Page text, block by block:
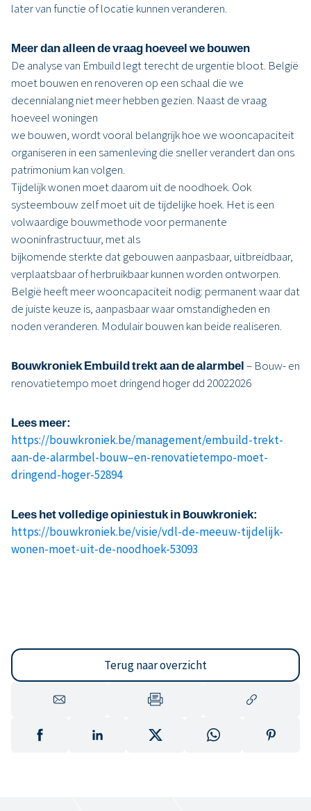
later van functie of locatie kunnen veranderen.
Meer dan alleen de vraag hoeveel we bouwen
De analyse van Embuild legt terecht de urgentie bloot. België
moet bouwen en renoveren op een schaal die we
decennialang niet meer hebben gezien. Naast de vraag
hoeveel woningen
we bouwen, wordt vooral belangrijk hoe we wooncapaciteit
organiseren in een samenleving die sneller verandert dan ons
patrimonium kan volgen.
Tijdelijk wonen moet daarom uit de noodhoek. Ook
systeembouw zelf moet uit de tijdelijke hoek. Het is een
volwaardige bouwmethode voor permanente
wooninfrastructuur, met als
bijkomende sterkte dat gebouwen aanpasbaar, uitbreidbaar,
verplaatsbaar of herbruikbaar kunnen worden ontworpen.
België heeft meer wooncapaciteit nodig: permanent waar dat
de juiste keuze is, aanpasbaar waar omstandigheden en
noden veranderen. Modulair bouwen kan beide realiseren.
BouwkroniekEmbuild trekt aan de alarmbel– Bouw- en
renovatietempo moet dringend hoger dd 20022026
Lees meer:
https://bouwkroniek.be/management/embuild-trekt-
aan-de-alarmbel-bouw–en-renovatietempo-moet-
dringend-hoger-52894
Lees het volledige opiniestuk in Bouwkroniek:
https://bouwkroniek.be/visie/vdl-de-meeuw-tijdelijk-
wonen-moet-uit-de-noodhoek-53093
Terug naar overzicht